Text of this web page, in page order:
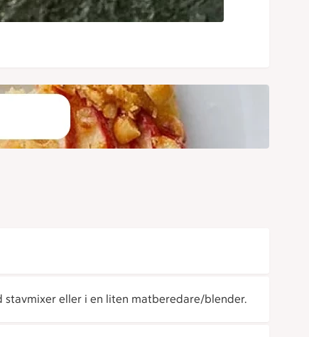
stavmixer eller i en liten matberedare/blender.